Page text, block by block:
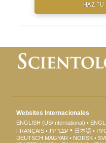
HAZ TU
Websites Internacionales
ENGLISH (US/International)
FRANÇAIS
עברית 日本語
DEUTSCH MAGYAR NORSK